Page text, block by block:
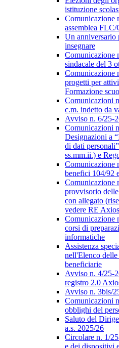
istituzione
Comunicazione
assemblea
Un anniversario
insegnare
Comunicazione
sindacale del 3
Comunicazione
progetti per
Formazione
Comunicazioni
c.m. indetto da
Avviso n. 6/25-
Comunicazioni
Designazioni a
di dati
ss.mm.ii.) e
Comunicazione
benefici 104/92
Comunicazione
provvisorio
con allegato
vedere RE
Comunicazione
corsi di
informatiche
Assistenza
nell'Elenco
beneficiarie
Avviso n. 4/25-
registro 2.0
Avviso n. 3bis/
Comunicazioni
obblighi del
Saluto del
a.s. 2025/26
Circolare n. 1/